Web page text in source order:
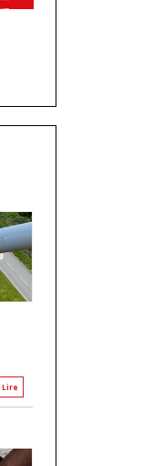
Lire